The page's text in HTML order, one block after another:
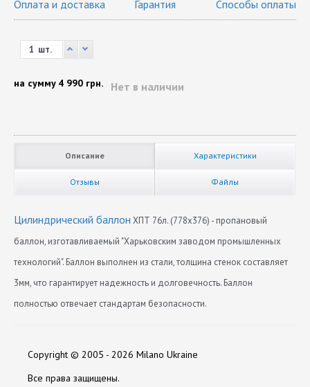
Оплата и доставка
Гарантия Способы оплаты
шт.
Нет в наличии
на сумму 4 990 грн.
Описание Характеристики
Отзывы Файлы
Цилиндрический баллон ХПТ 76л. (778х376) - пропановый
баллон, изготавливаемый "Харьковским заводом промышленных
технологий". Баллон выполнен из стали, толщина стенок составляет
3мм, что гарантирует надежность и долговечность. Баллон
полностью отвечает стандартам безопасности.
Длина
778
Оставить отзыв
Copyright © 2005 - 2026 Milano Ukraine
Все права защищены.